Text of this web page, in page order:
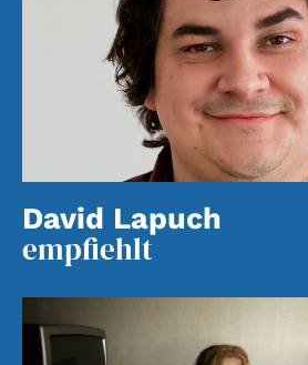
Events
So geht’s
Filmpakete
& Filmpässe
Account
Suche
David Lapuch
empfiehlt